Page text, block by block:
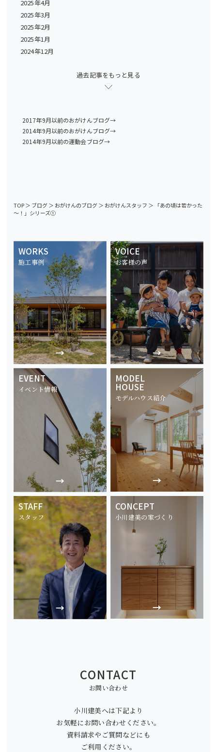
2025年4月
2025年3月
2025年2月
2025年1月
2024年12月
過去記事をもっと見る
2017年9月以前のおがけんブログ→
2014年9月以前のおがけんブログ→
2014年9月以前の運動会ブログ→
TOP＞ ブログ＞ おがけんのブログ＞ おがけんスタッフ ＞
「あの頃は若かった
～！」シリーズ①
WORKS
施工事例
VOICE
お客様の声
EVENT
イベント情報
MODEL
HOUSE
モデルハウス紹介
STAFF
スタッフ
CONCEPT
小川建美の家づくり
CONTACT
お問い合わせ
小川建美へは下記より
お気軽にお問い合わせください。
資料請求やご質問などにも
ご利用ください。